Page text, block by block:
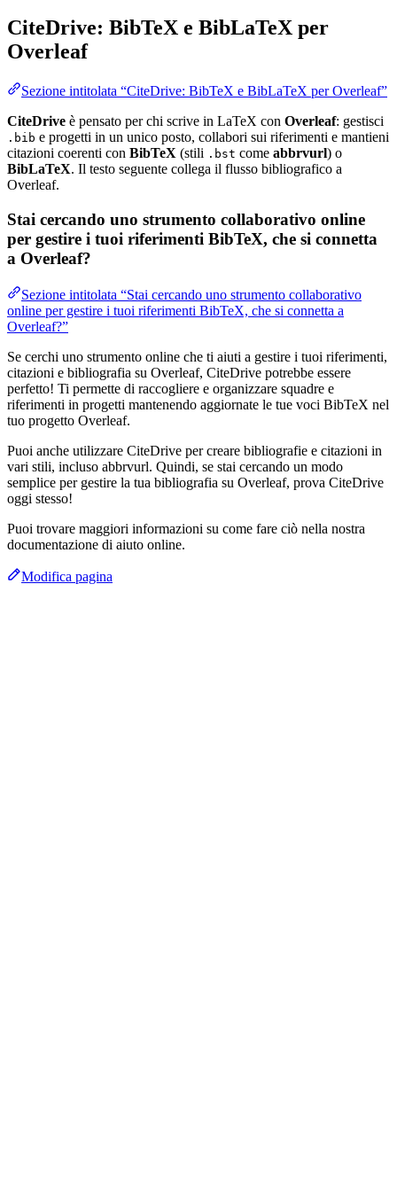
CiteDrive: BibTeX e BibLaTeX per
Overleaf
Sezione intitolata “CiteDrive: BibTeX e BibLaTeX per Overleaf”
CiteDrive è pensato per chi scrive in LaTeX con Overleaf: gestisci
.bib e progetti in un unico posto, collabori sui riferimenti e mantieni
citazioni coerenti con BibTeX (stili .bst come abbrvurl) o
BibLaTeX. Il testo seguente collega il flusso bibliografico a
Overleaf.
Stai cercando uno strumento collaborativo online
per gestire i tuoi riferimenti BibTeX, che si connetta
a Overleaf?
Sezione intitolata “Stai cercando uno strumento collaborativo
online per gestire i tuoi riferimenti BibTeX, che si connetta a
Overleaf?”
Se cerchi uno strumento online che ti aiuti a gestire i tuoi riferimenti,
citazioni e bibliografia su Overleaf, CiteDrive potrebbe essere
perfetto! Ti permette di raccogliere e organizzare squadre e
riferimenti in progetti mantenendo aggiornate le tue voci BibTeX nel
tuo progetto Overleaf.
Puoi anche utilizzare CiteDrive per creare bibliografie e citazioni in
vari stili, incluso abbrvurl. Quindi, se stai cercando un modo
semplice per gestire la tua bibliografia su Overleaf, prova CiteDrive
oggi stesso!
Puoi trovare maggiori informazioni su come fare ciò nella nostra
documentazione di aiuto online.
Modifica pagina